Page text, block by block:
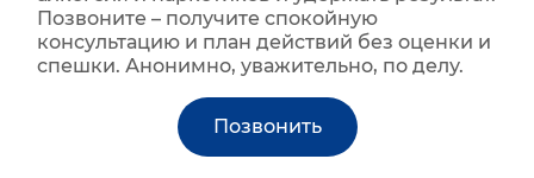
Позвоните – получите спокойную
консультацию и план действий без оценки и
спешки. Анонимно, уважительно, по делу.
Позвонить